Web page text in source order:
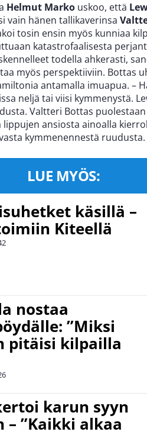
Helmut Marko uskoo, että
vain hänen tallikaverinsa
tosin ensin myös kunniaa
katastrofaalisesta
todella ahkerasti,
myös perspektiiviin. Bottas
antamalla imuapua. –
neljä tai viisi kymmenystä.
Valtteri Bottas
ansiosta ainoalla
kymmenennestä ruudusta.
LUE MYÖS:
käsillä –
Kiteellä
nostaa
”Miksi
pitäisi kilpailla
karun syyn
”Kaikki alkaa